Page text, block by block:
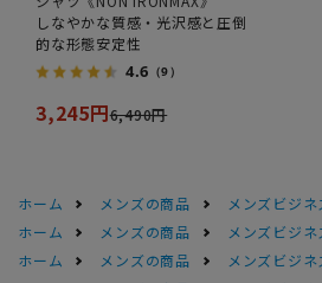
しなやかな質感・光沢感と圧倒
的な形態安定性
4.6 （9）
3,245円6,490円
ホーム メンズの商品 メンズビジネ
ホーム
メンズの商品 メンズビジネ
ホーム
メンズの商品 メンズビジネ